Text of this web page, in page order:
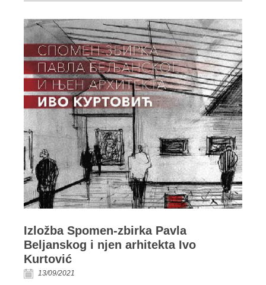
Izložba Spomen-zbirka Pavla
Beljanskog i njen arhitekta Ivo
Kurtović
13/09/2021